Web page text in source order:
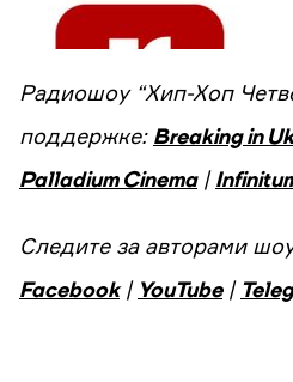
Радиошоу “Хип-Хоп
поддержке: Breaking in
Palladium Cinema|
Следите за авторами
Facebook| YouTube|